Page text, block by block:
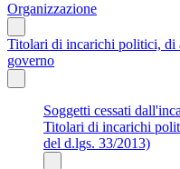
Organizzazione
Titolari di incarichi politici, di
governo
Soggetti cessati
Titolari di incarichi
del d.lgs. 33/2013)